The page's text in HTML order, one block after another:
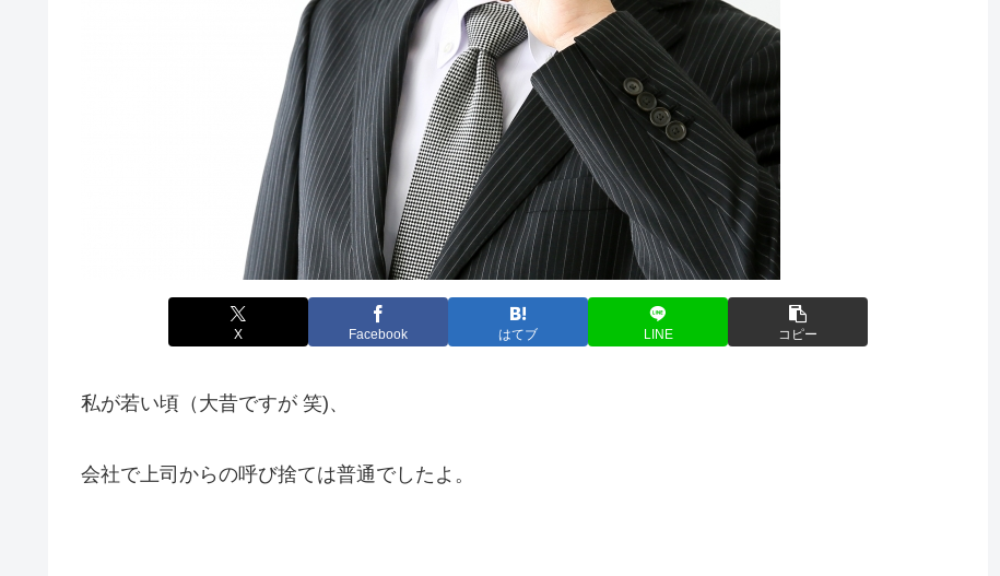
X Facebook はてブ LINE コピー
私が若い頃（大昔ですが 笑)、
会社で上司からの呼び捨ては普通でしたよ。